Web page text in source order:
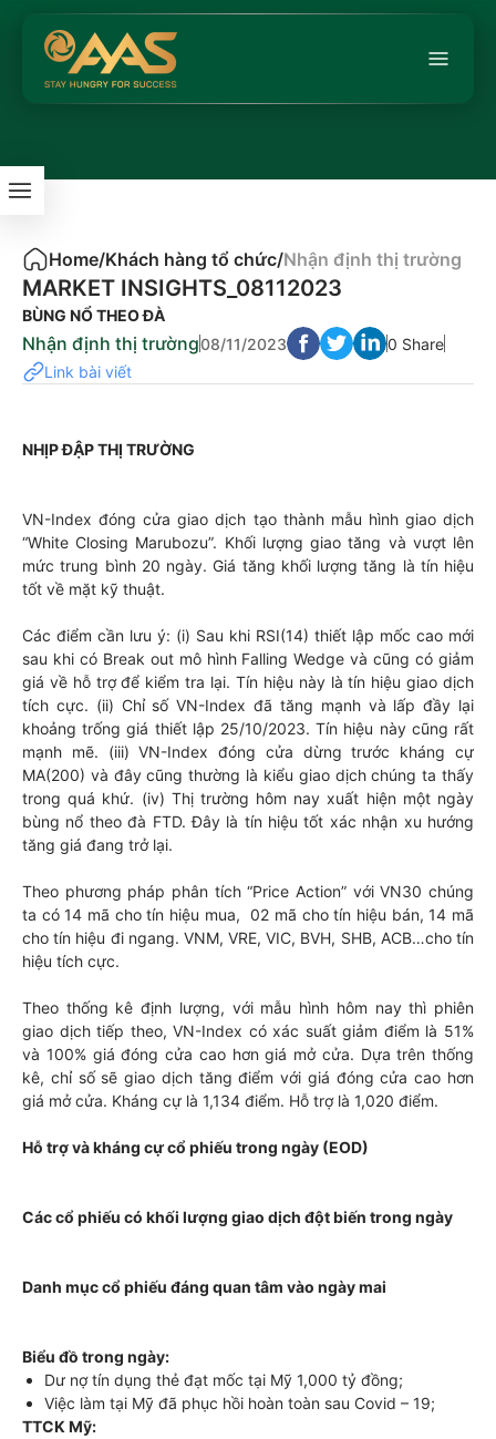
Home/Khách hàng tổ chức/Nhận định thị trường
MARKET INSIGHTS_08112023
BÙNG NỔ THEO ĐÀ
Nhận định thị trường08/11/2023
0 Share
Link bài viết
NHỊP ĐẬP THỊ TRƯỜNG
VN-Index đóng cửa giao dịch tạo thành mẫu hình giao dịch
“White Closing Marubozu”. Khối lượng giao tăng và vượt lên
mức trung bình 20 ngày. Giá tăng khối lượng tăng là tín hiệu
tốt về mặt kỹ thuật.
Các điểm cần lưu ý: (i) Sau khi RSI(14) thiết lập mốc cao mới
sau khi có Break out mô hình Falling Wedge và cũng có giảm
giá về hỗ trợ để kiểm tra lại. Tín hiệu này là tín hiệu giao dịch
tích cực. (ii) Chỉ số VN-Index đã tăng mạnh và lấp đầy lại
khoảng trống giá thiết lập 25/10/2023. Tín hiệu này cũng rất
mạnh mẽ. (iii) VN-Index đóng cửa dừng trước kháng cự
MA(200) và đây cũng thường là kiểu giao dịch chúng ta thấy
trong quá khứ. (iv) Thị trường hôm nay xuất hiện một ngày
bùng nổ theo đà FTD. Đây là tín hiệu tốt xác nhận xu hướng
tăng giá đang trở lại.
Theo phương pháp phân tích “Price Action” với VN30 chúng
ta có 14 mã cho tín hiệu mua, 02 mã cho tín hiệu bán, 14 mã
cho tín hiệu đi ngang. VNM, VRE, VIC, BVH, SHB, ACB…cho tín
hiệu tích cực.
Theo thống kê định lượng, với mẫu hình hôm nay thì phiên
giao dịch tiếp theo, VN-Index có xác suất giảm điểm là 51%
và 100% giá đóng cửa cao hơn giá mở cửa. Dựa trên thống
kê, chỉ số sẽ giao dịch tăng điểm với giá đóng cửa cao hơn
giá mở cửa. Kháng cự là 1,134 điểm. Hỗ trợ là 1,020 điểm.
Hỗ trợ và kháng cự cổ phiếu trong ngày (EOD)
Các cổ phiếu có khối lượng giao dịch đột biến trong ngày
Danh mục cổ phiếu đáng quan tâm vào ngày mai
Biểu đồ trong ngày:
Dư nợ tín dụng thẻ đạt mốc tại Mỹ 1,000 tỷ đồng;
Việc làm tại Mỹ đã phục hồi hoàn toàn sau Covid – 19;
TTCK Mỹ: